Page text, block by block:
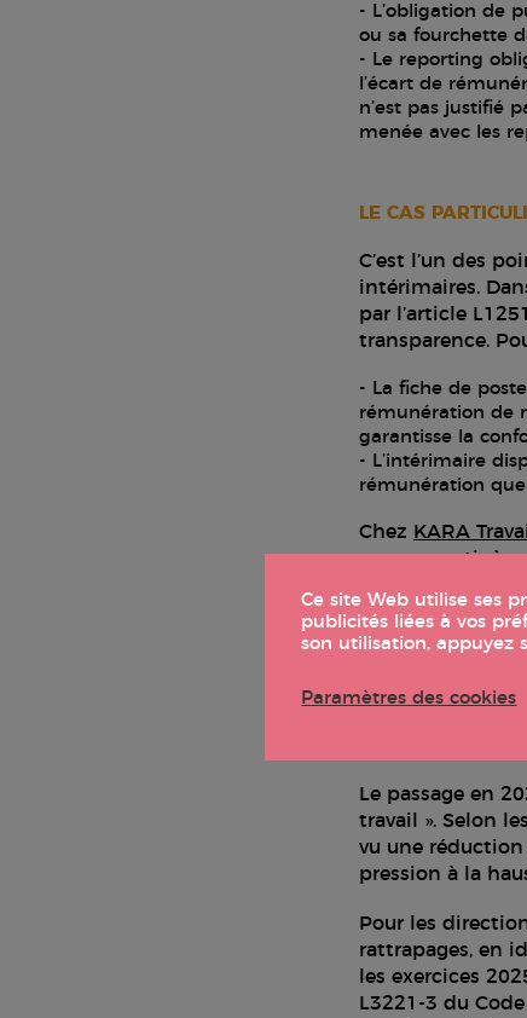
L’obligation de
ou sa fourchette
Le reporting
l’écart de
n’est pas justifié
menée avec les
LE CAS
C’est l’un des
intérimaires.
par l’article
transparence.
La fiche de
rémunération de
garantisse la
L’intérimaire
rémunération que
Chez KARA
pour garantir à
Le passage en
travail ». Selon
vu une réduction
pression à la
Pour les
rattrapages, en
les exercices
L3221-3 du
Ce site Web utilise ses
publicités liées à vos
son utilisation, appuyez
Paramètres des cookies